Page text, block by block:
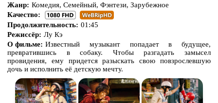
Жанр: Комедия, Семейный, Фэнтези, Зарубежное
Качество:
Продолжительность: 01:45
Режиссёр: Лу Кэ
О фильме: Известный музыкант попадает в будущее,
превратившись в собаку. Чтобы разгадать замысел
провидения, ему придется разыскать свою повзрослевшую
дочь и исполнить её детскую мечту.